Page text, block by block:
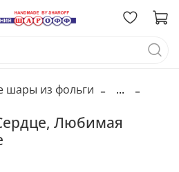
шары из фольги
...
Любимая